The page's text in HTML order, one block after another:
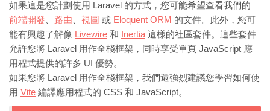
如果這是您計劃使用 Laravel 的方式，您可能希望查看我們的
前端開發、 路由、 視圖 或 Eloquent ORM 的文件。此外，您可
能有興趣了解像 Livewire 和 Inertia這樣的社區套件。這些套件
允許您將 Laravel 用作全棧框架，同時享受單頁 JavaScript 應
用程式提供的許多 UI 優勢。
如果您將 Laravel 用作全棧框架，我們還強烈建議您學習如何使
用 Vite 編譯應用程式的 CSS 和 JavaScript。